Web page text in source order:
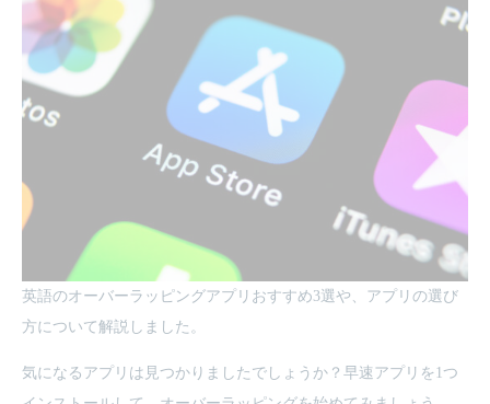
英語のオーバーラッピングアプリおすすめ3選や、アプリの選び
方について解説しました。
気になるアプリは見つかりましたでしょうか？早速アプリを1つ